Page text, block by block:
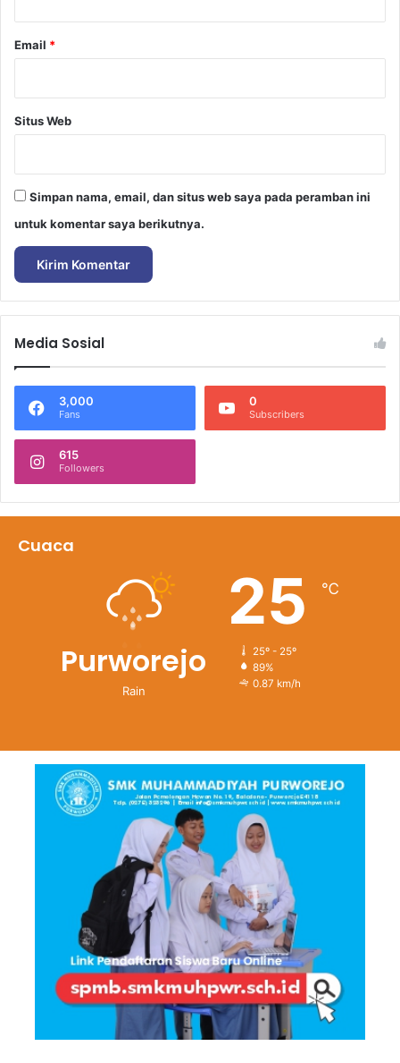
Email *
Situs Web
Simpan nama, email, dan situs web saya pada peramban ini
untuk komentar saya berikutnya.
Media Sosial
3,000
Fans
0
Subscribers
615
Followers
Cuaca
Purworejo
Rain
25 ℃
25º - 25º
89%
0.87 km/h